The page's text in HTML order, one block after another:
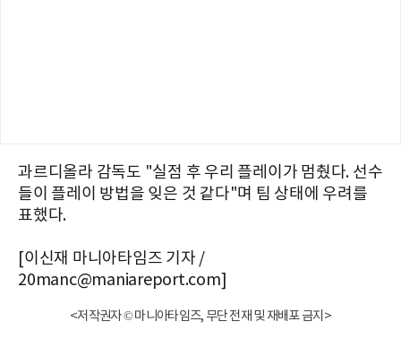
과르디올라 감독도 "실점 후 우리 플레이가 멈췄다. 선수
들이 플레이 방법을 잊은 것 같다"며 팀 상태에 우려를
표했다.
[이신재 마니아타임즈 기자 /
20manc@maniareport.com]
<저작권자 © 마니아타임즈, 무단 전재 및 재배포 금지>